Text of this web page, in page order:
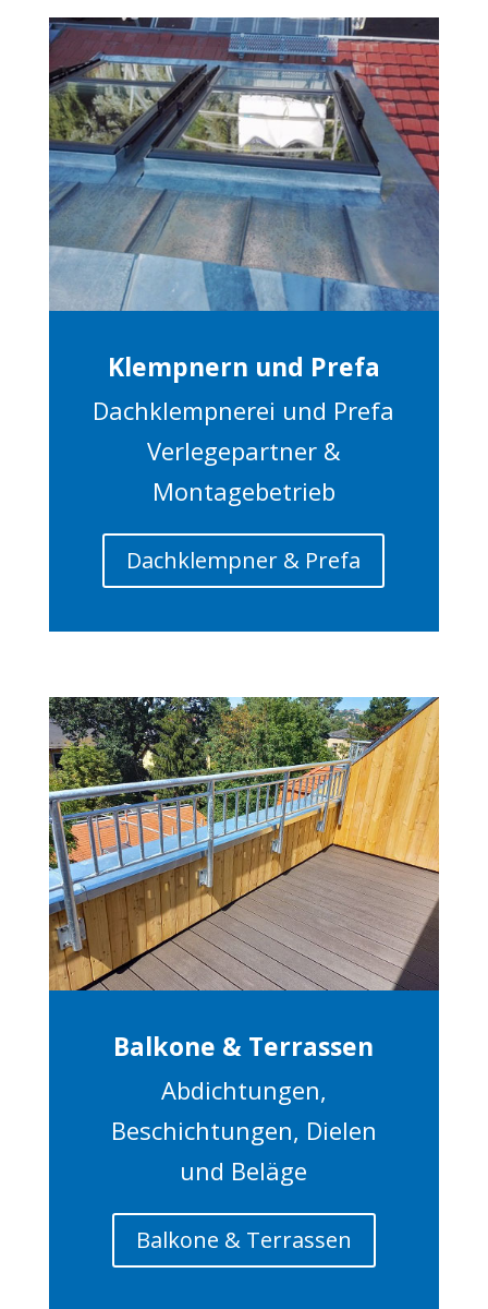
Klempnern und Prefa
Dachklempnerei und Prefa
Verlegepartner &
Montagebetrieb
Dachklempner & Prefa
Balkone & Terrassen
Abdichtungen,
Beschichtungen, Dielen
und Beläge
Balkone & Terrassen